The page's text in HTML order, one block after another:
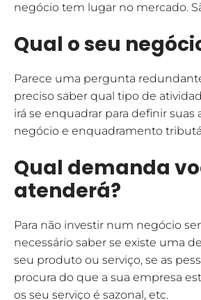
negócio tem lugar no mercado.
Qual o seu
Parece uma pergunta
preciso saber qual tipo de
irá se enquadrar para definir suas
negócio e enquadramento
Qual demanda
atenderá?
Para não investir num negócio
necessário saber se existe uma
seu produto ou serviço, se as
procura do que a sua empresa
os seu serviço é sazonal, etc.